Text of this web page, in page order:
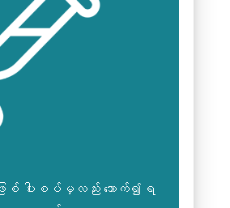
စ် ပါးစပ်မှလည်း သောက်၍ရ